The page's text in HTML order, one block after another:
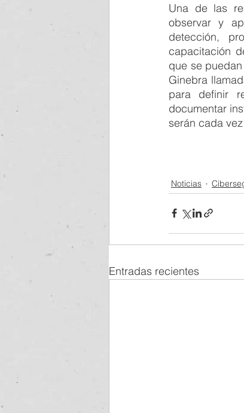
Una de las
observar y
detección,
capacitación
que se
Ginebra
para definir
documentar
serán cada
Noticias
Entradas recientes